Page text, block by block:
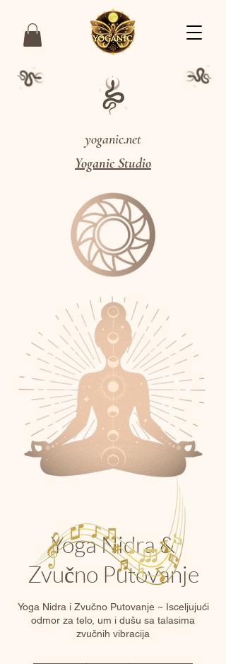
yoganic.net
Yoganic Studio
Yoga Nidra &
Zvučno Putovanje
Yoga Nidra i Zvučno Putovanje ~ Isceljujući
odmor za telo, um i dušu sa talasima
zvučnih vibracija